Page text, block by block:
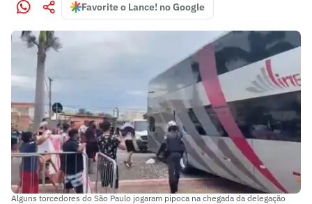
Favorite o Lance! no Google
Alguns torcedores do São Paulo jogaram pipoca na chegada da delegação